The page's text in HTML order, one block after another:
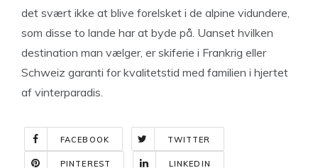
det svært ikke at blive forelsket i de alpine vidundere,
som disse to lande har at byde på. Uanset hvilken
destination man vælger, er skiferie i Frankrig eller
Schweiz garanti for kvalitetstid med familien i hjertet
af vinterparadis.
FACEBOOK TWITTER
PINTEREST LINKEDIN